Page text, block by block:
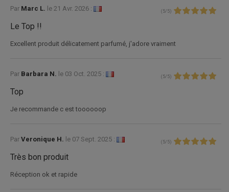
Par Marc L. le 21 Avr. 2026 : ( 5/ 5)
Le Top !!
Excellent produit délicatement parfumé, j'adore vraiment
Par Barbara N. le 03 Oct. 2025 : ( 5/ 5)
Top
Je recommande c est toooooop
Par Veronique H. le 07 Sept. 2025 : ( 5/ 5)
Très bon produit
Réception ok et rapide